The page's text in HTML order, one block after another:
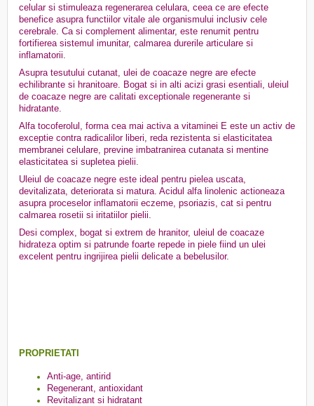
celular si stimuleaza regenerarea celulara, ceea ce are efecte
benefice asupra functiilor vitale ale organismului inclusiv cele
cerebrale. Ca si complement alimentar, este renumit pentru
fortifierea sistemul imunitar, calmarea durerile articulare si
inflamatorii.
Asupra tesutului cutanat, ulei de coacaze negre are efecte
echilibrante si hranitoare. Bogat si in alti acizi grasi esentiali, uleiul
de coacaze negre are calitati exceptionale regenerante si
hidratante.
Alfa tocoferolul, forma cea mai activa a vitaminei E este un activ de
exceptie contra radicalilor liberi, reda rezistenta si elasticitatea
membranei celulare, previne imbatranirea cutanata si mentine
elasticitatea si supletea pielii.
Uleiul de coacaze negre este ideal pentru pielea uscata,
devitalizata, deteriorata si matura. Acidul alfa linolenic actioneaza
asupra proceselor inflamatorii eczeme, psoriazis, cat si pentru
calmarea rosetii si iritatiilor pielii.
Desi complex, bogat si extrem de hranitor, uleiul de coacaze
hidrateza optim si patrunde foarte repede in piele fiind un ulei
excelent pentru ingrijirea pielii delicate a bebelusilor.
PROPRIETATI
Anti-age, antirid
Regenerant, antioxidant
Revitalizant si hidratant